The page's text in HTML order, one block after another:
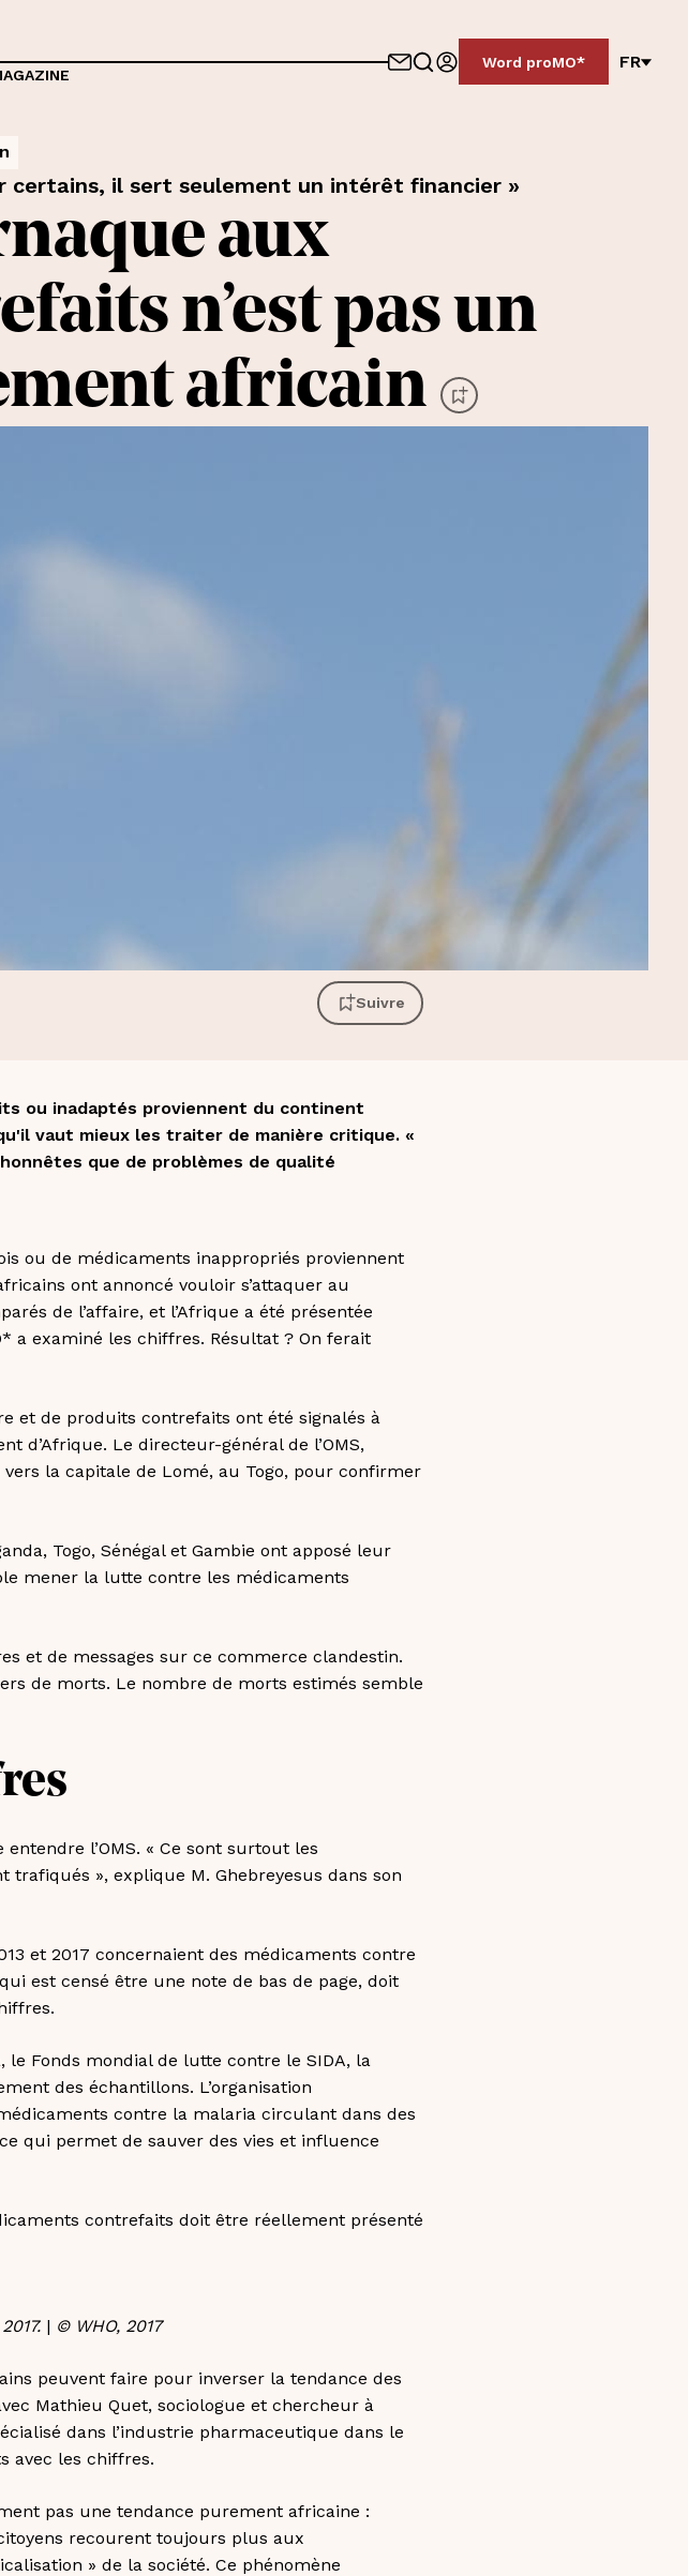
Word proMO* FR
certains, il sert seulement un intérêt financier »
aux
n’est pas un
africain
Suivre
ou inadaptés proviennent du continent
vaut mieux les traiter de manière critique. «
que de problèmes de qualité
ou de médicaments inappropriés proviennent
ont annoncé vouloir s’attaquer au
de l’affaire, et l’Afrique a été présentée
a examiné les chiffres. Résultat ? On ferait
et de produits contrefaits ont été signalés à
d’Afrique. Le directeur-général de l’OMS,
vers la capitale de Lomé, au Togo, pour confirmer
Togo, Sénégal et Gambie ont apposé leur
mener la lutte contre les médicaments
et de messages sur ce commerce clandestin.
de morts. Le nombre de morts estimés semble
l’OMS. « Ce sont surtout les
», explique M. Ghebreyesus dans son
et 2017 concernaient des médicaments contre
est censé être une note de bas de page, doit
Fonds mondial de lutte contre le SIDA, la
des échantillons. L’organisation
contre la malaria circulant dans des
qui permet de sauver des vies et influence
contrefaits doit être réellement présenté
. | © WHO, 2017
peuvent faire pour inverser la tendance des
Mathieu Quet, sociologue et chercheur à
dans l’industrie pharmaceutique dans le
avec les chiffres.
pas une tendance purement africaine :
recourent toujours plus aux
» de la société. Ce phénomène